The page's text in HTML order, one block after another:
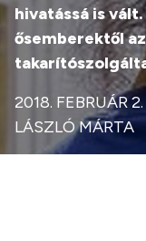
hivatássá is
ősemberektől
2018. FEBRUÁR 2.
LÁSZLÓ MÁRTA